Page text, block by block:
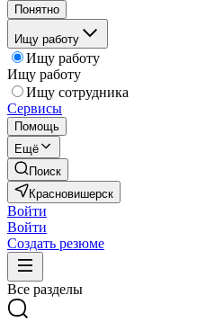
Понятно
Ищу работу
Ищу работу
Ищу работу
Ищу сотрудника
Сервисы
Помощь
Ещё
Поиск
Красновишерск
Войти
Войти
Создать резюме
Все разделы